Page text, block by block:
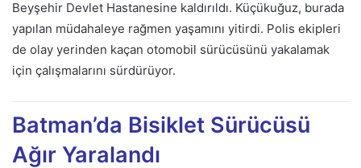
Beyşehir Devlet Hastanesine kaldırıldı. Küçükuğuz, burada
yapılan müdahaleye rağmen yaşamını yitirdi. Polis ekipleri
de olay yerinden kaçan otomobil sürücüsünü yakalamak
için çalışmalarını sürdürüyor.
Batman’da Bisiklet Sürücüsü
Ağır Yaralandı